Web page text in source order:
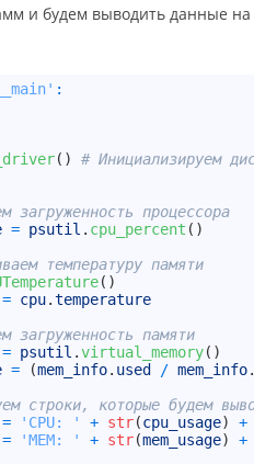
и будем выводить данные на
:
( )
# Инициализируем
загруженность процессора
= psutil . cpu_percent ( )
температуру памяти
( )
= cpu.temperature
загруженность памяти
= psutil .virtual_memory( )
= (mem_info. used / mem_info.
строки, которые будем
= 'CPU: ' + str(cpu_usage) +
= 'MEM: ' + str(mem_usage) +